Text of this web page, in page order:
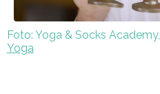
Foto: Yoga & Socks Academy,
Yoga